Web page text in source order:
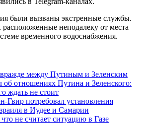
были вызваны экстренные службы.
расположенные неподалеку от места
временного водоснабжения.
вражде между Путиным и Зеленским
об отношениях Путина и Зеленского:
ждать не стоит
Гвир потребовал установления
в Иудее и Самарии
не считает ситуацию в Газе